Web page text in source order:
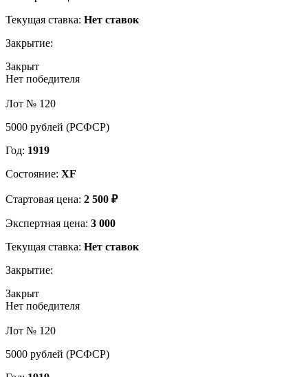
Текущая ставка: Нет ставок
Закрытие:
Закрыт
Нет победителя
Лот № 120
5000 рублей (РСФСР)
Год: 1919
Состояние: XF
Стартовая цена: 2 500 ₽
Экспертная цена: 3 000
Текущая ставка: Нет ставок
Закрытие:
Закрыт
Нет победителя
Лот № 120
5000 рублей (РСФСР)